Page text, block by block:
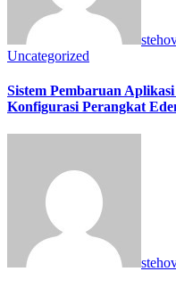
Uncategorized
Sistem Pembaruan
Konfigurasi Perangkat